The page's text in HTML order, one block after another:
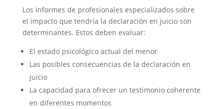
Los informes de profesionales especializados sobre
el impacto que tendría la declaración en juicio son
determinantes. Estos deben evaluar:
El estado psicológico actual del menor
Las posibles consecuencias de la declaración en
juicio
La capacidad para ofrecer un testimonio coherente
en diferentes momentos